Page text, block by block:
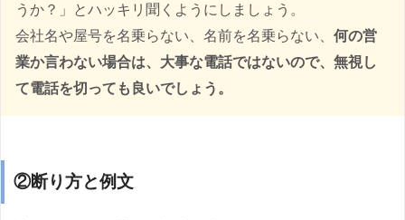
うか？」とハッキリ聞くようにしましょう。
会社名や屋号を名乗らない、名前を名乗らない、 何の営
業か言わない場合は、大事な電話ではないので、無視し
て電話を切っても良いでしょう。
②断り方と例文